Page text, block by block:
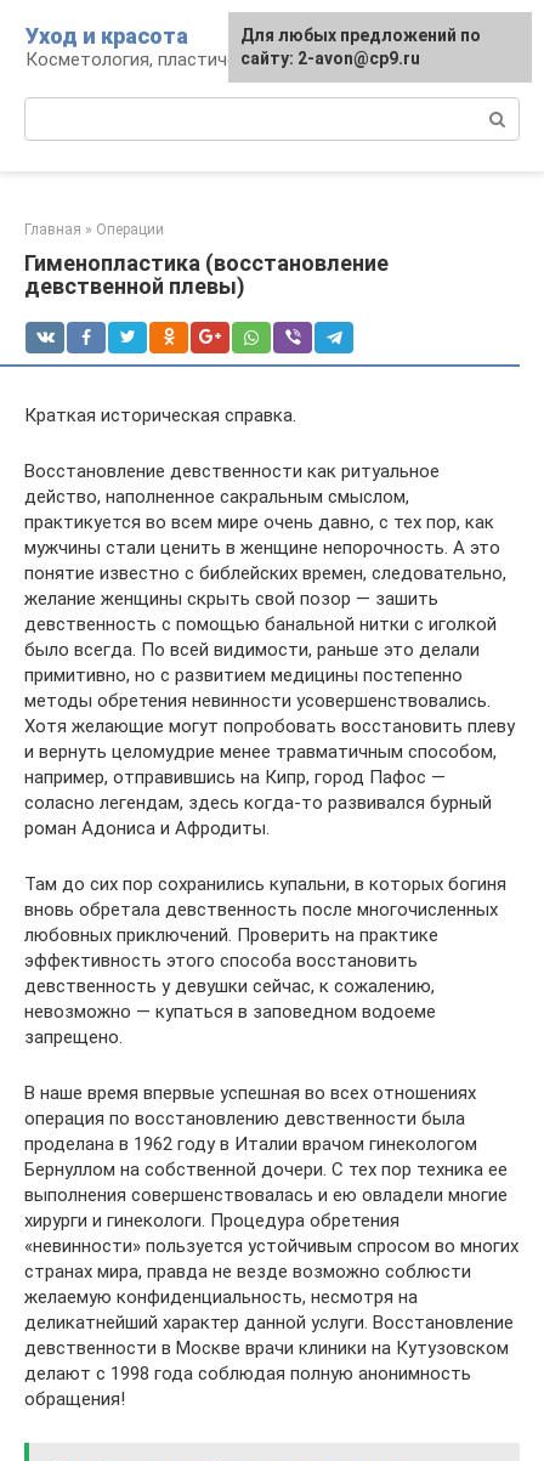
контенту
Уход и красота
Косметология, пластическая хирургия, уход
Главная » Операции
Гименопластика (восстановление
девственной плевы)
Краткая историческая справка.
Восстановление девственности как ритуальное
действо, наполненное сакральным смыслом,
практикуется во всем мире очень давно, с тех пор, как
мужчины стали ценить в женщине непорочность. А это
понятие известно с библейских времен, следовательно,
желание женщины скрыть свой позор — зашить
девственность с помощью банальной нитки с иголкой
было всегда. По всей видимости, раньше это делали
примитивно, но с развитием медицины постепенно
методы обретения невинности усовершенствовались.
Хотя желающие могут попробовать восстановить плеву
и вернуть целомудрие менее травматичным способом,
например, отправившись на Кипр, город Пафос —
соласно легендам, здесь когда-то развивался бурный
роман Адониса и Афродиты.
Там до сих пор сохранились купальни, в которых богиня
вновь обретала девственность после многочисленных
любовных приключений. Проверить на практике
эффективность этого способа восстановить
девственность у девушки сейчас, к сожалению,
невозможно — купаться в заповедном водоеме
запрещено.
В наше время впервые успешная во всех отношениях
операция по восстановлению девственности была
проделана в 1962 году в Италии врачом гинекологом
Бернуллом на собственной дочери. С тех пор техника ее
выполнения совершенствовалась и ею овладели многие
хирурги и гинекологи. Процедура обретения
«невинности» пользуется устойчивым спросом во многих
странах мира, правда не везде возможно соблюсти
желаемую конфиденциальность, несмотря на
деликатнейший характер данной услуги. Восстановление
девственности в Москве врачи клиники на Кутузовском
делают с 1998 года соблюдая полную анонимность
обращения!
Для любых предложений по
сайту: 2-avon@cp9.ru